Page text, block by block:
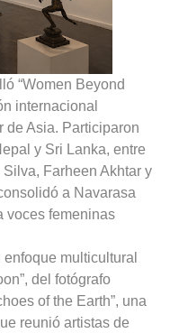
“Women Beyond
internacional
de Asia. Participaron
y Sri Lanka, entre
Farheen Akhtar y
a Navarasa
voces femeninas
multicultural
del fotógrafo
of the Earth”, una
reunió artistas de